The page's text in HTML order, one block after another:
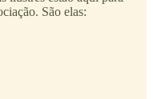
São elas: